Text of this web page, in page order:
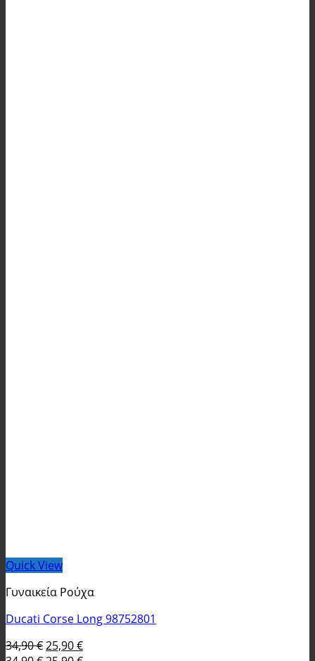
Quick View
Γυναικεία Ρούχα
Ducati Corse Long 98752801
34,90€ Original
25,90€Η